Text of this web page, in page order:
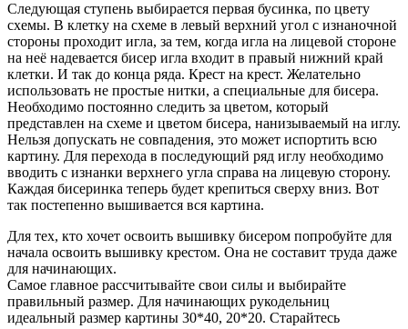
Следующая ступень выбирается первая бусинка, по цвету
схемы. В клетку на схеме в левый верхний угол с изнаночной
стороны проходит игла, за тем, когда игла на лицевой стороне
на неё надевается бисер игла входит в правый нижний край
клетки. И так до конца ряда. Крест на крест. Желательно
использовать не простые нитки, а специальные для бисера.
Необходимо постоянно следить за цветом, который
представлен на схеме и цветом бисера, нанизываемый на иглу.
Нельзя допускать не совпадения, это может испортить всю
картину. Для перехода в последующий ряд иглу необходимо
вводить с изнанки верхнего угла справа на лицевую сторону.
Каждая бисеринка теперь будет крепиться сверху вниз. Вот
так постепенно вышивается вся картина.
Для тех, кто хочет освоить вышивку бисером попробуйте для
начала освоить вышивку крестом. Она не составит труда даже
для начинающих.
Самое главное рассчитывайте свои силы и выбирайте
правильный размер. Для начинающих рукодельниц
идеальный размер картины 30*40, 20*20. Старайтесь